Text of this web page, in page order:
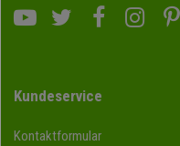
Kundeservice
Kontaktformular